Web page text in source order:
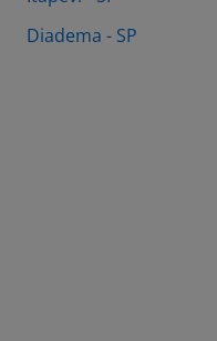
Diadema - SP